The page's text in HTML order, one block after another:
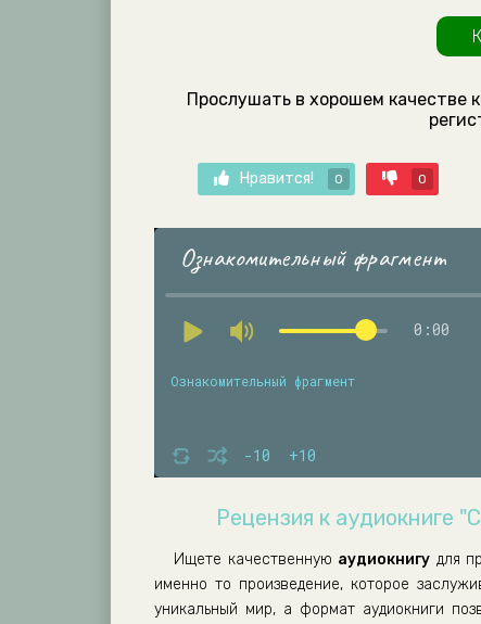
Прослушать в хорошем качестве
Нравится! 0 0
Ознакомительный фрагмент
0:00
-10 +10
Ознакомительный фрагмент
Рецензия к аудиокниге
Ищете качественную аудиокнигу для
именно то произведение, которое
уникальный мир, а формат аудиокниги